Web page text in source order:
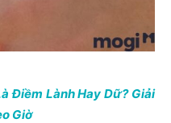
Điềm Lành Hay Dữ? Giải
Giờ